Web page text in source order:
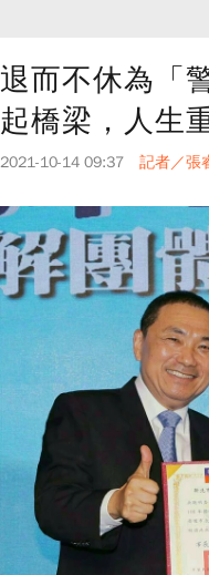
退而不休為「
起橋梁，人生
2021-10-14 09:37 記者／張